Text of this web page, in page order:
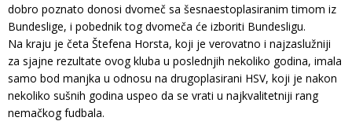
dobro poznato donosi dvomeč sa šesnaestoplasiranim timom iz
Bundeslige, i pobednik tog dvomeča će izboriti Bundesligu.
Na kraju je četa Štefena Horsta, koji je verovatno i najzaslužniji
za sjajne rezultate ovog kluba u poslednjih nekoliko godina, imala
samo bod manjka u odnosu na drugoplasirani HSV, koji je nakon
nekoliko sušnih godina uspeo da se vrati u najkvalitetniji rang
nemačkog fudbala.